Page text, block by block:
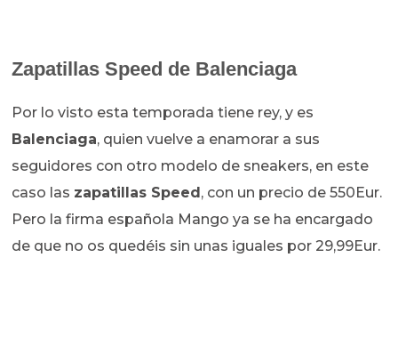
Zapatillas Speed de Balenciaga
Por lo visto esta temporada tiene rey, y es
Balenciaga, quien vuelve a enamorar a sus
seguidores con otro modelo de sneakers, en este
caso las zapatillas Speed, con un precio de 550Eur.
Pero la firma española Mango ya se ha encargado
de que no os quedéis sin unas iguales por 29,99Eur.